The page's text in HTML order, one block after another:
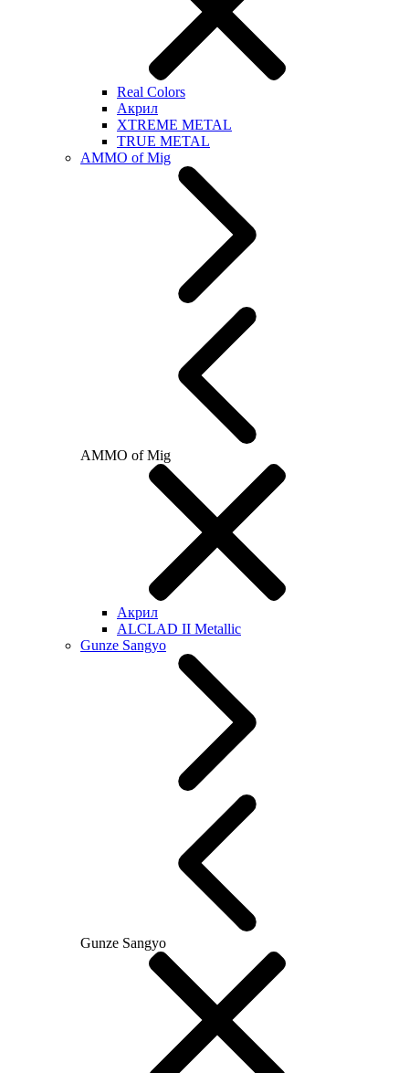
Real Colors
Акрил
XTREME METAL
TRUE METAL
AMMO of Mig
AMMO of Mig
Акрил
ALCLAD II Metallic
Gunze Sangyo
Gunze Sangyo